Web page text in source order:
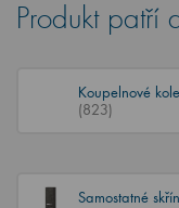
Produkt patří
Koupelnové
(823)
Samostatné